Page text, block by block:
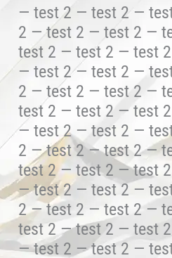
— test 2 — test 2 —
2 — test 2 — test 2 —
test 2 — test 2 — test
— test 2 — test 2 —
2 — test 2 — test 2 —
test 2 — test 2 — test
— test 2 — test 2 —
2 — test 2 — test 2 —
test 2 — test 2 — test
— test 2 — test 2 —
2 — test 2 — test 2 —
test 2 — test 2 — test
— test 2 — test 2 —